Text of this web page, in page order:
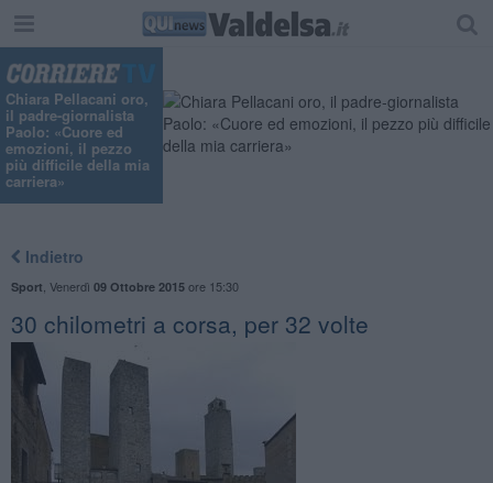
Chiara Pellacani oro,
il padre-giornalista
Paolo: «Cuore ed
emozioni, il pezzo
più difficile della mia
carriera»
Indietro
Sport Venerdì 09 Ottobre 2015ore 15:30
30 chilometri a corsa, per 32 volte